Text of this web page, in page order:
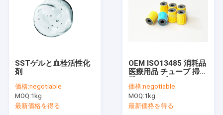
SSTゲルと血栓活性化
剤
価格:negotiable
MOQ:1kg
最新価格を得る
OEM ISO13485 消耗品
医療用品 チューブ 掃除
価格:negotiable
MOQ:1kg
最新価格を得る